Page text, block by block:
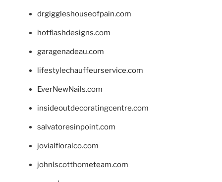
drgiggleshouseofpain.com
hotflashdesigns.com
garagenadeau.com
lifestylechauffeurservice.com
EverNewNails.com
insideoutdecoratingcentre.com
salvatoresinpoint.com
jovialfloralco.com
johnlscotthometeam.com